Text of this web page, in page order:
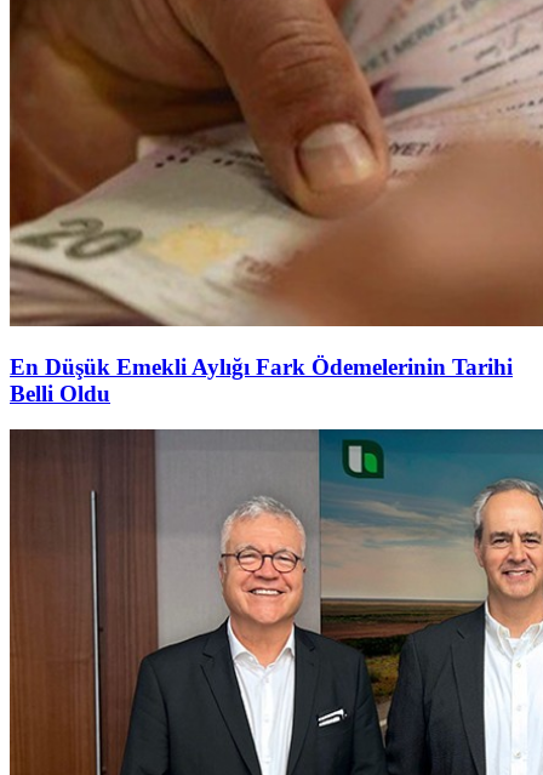
En Düşük Emekli Aylığı Fark Ödemelerinin Tarihi
Belli Oldu